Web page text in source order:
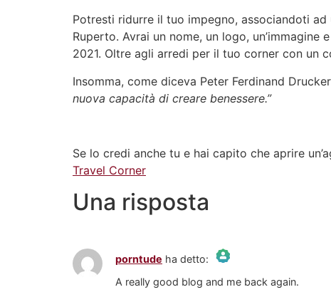
Potresti ridurre il tuo impegno, associandoti
Ruperto. Avrai un nome, un logo,
2021. Oltre agli arredi per il tuo corner con un
Insomma, come diceva Peter Ferdinand Drucker
nuova capacità di creare benessere.”
Se lo credi anche tu e hai capito che aprire
Travel Corner
Una risposta
porntude ha detto:
The Real Person Badge!
Anti-Spam by CleanTalk
A really good blog and me back again.